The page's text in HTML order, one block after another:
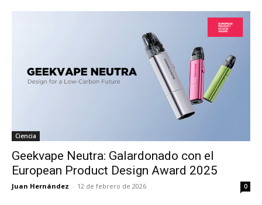
Ciencia
Geekvape Neutra: Galardonado con el
European Product Design Award 2025
Juan Hernández - 12 de febrero de 2026 0